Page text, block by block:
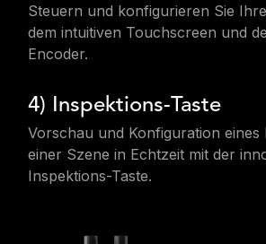
Steuern und konfigurieren Sie
dem intuitiven Touchscreen und
Encoder.
4) Inspektions-Taste
Vorschau und Konfiguration eines
einer Szene in Echtzeit mit der
Inspektions-Taste.